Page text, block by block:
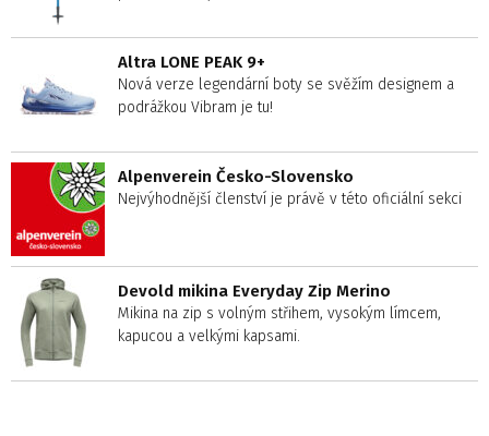
Altra LONE PEAK 9+
Nová verze legendární boty se svěžím designem a
podrážkou Vibram je tu!
Alpenverein Česko-Slovensko
Nejvýhodnější členství je právě v této oficiální sekci
Devold mikina Everyday Zip Merino
Mikina na zip s volným střihem, vysokým límcem,
kapucou a velkými kapsami.